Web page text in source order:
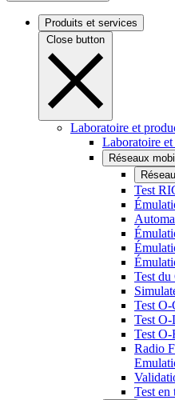
Produits et services
Close button
Laboratoire et
Laboratoire
Réseaux
Test
Test du
Test
Test
Test
Radio
Test en